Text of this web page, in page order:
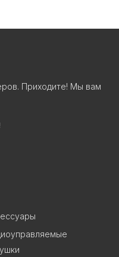
Приходите! Мы вам